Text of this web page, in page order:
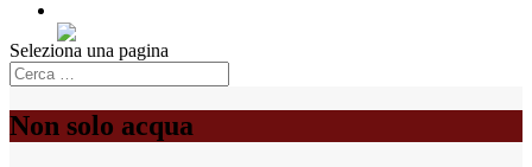
Seleziona una pagina
Non solo acqua